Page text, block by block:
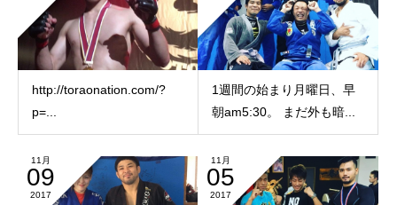
http://toraonation.com/?
p=...
1週間の始まり月曜日、早
朝am5:30。 まだ外も暗...
11月
09
2017
11月
05
2017